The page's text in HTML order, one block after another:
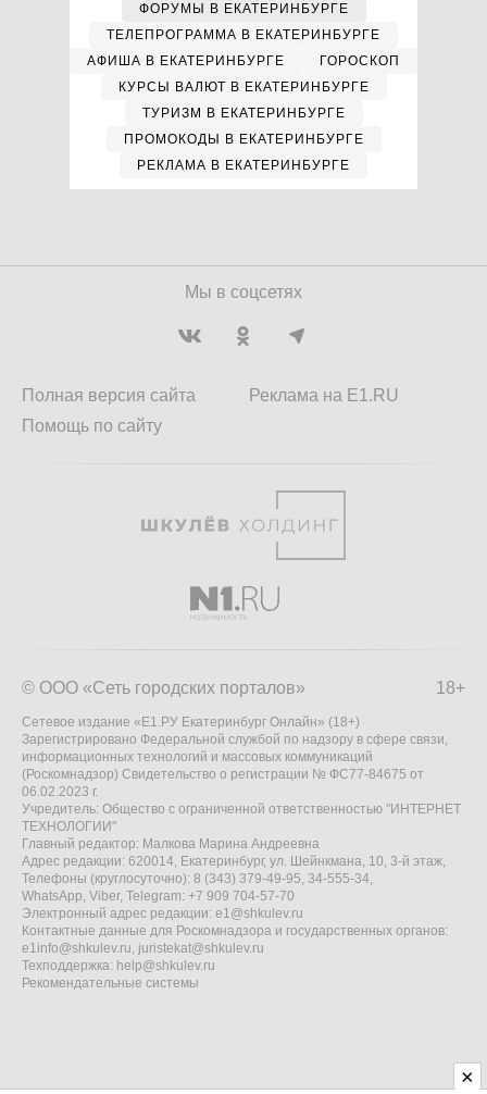
ФОРУМЫ В ЕКАТЕРИНБУРГЕ
ТЕЛЕПРОГРАММА В ЕКАТЕРИНБУРГЕ
АФИША В ЕКАТЕРИНБУРГЕ
ГОРОСКОП
КУРСЫ ВАЛЮТ В ЕКАТЕРИНБУРГЕ
ТУРИЗМ В ЕКАТЕРИНБУРГЕ
ПРОМОКОДЫ В ЕКАТЕРИНБУРГЕ
РЕКЛАМА В ЕКАТЕРИНБУРГЕ
Мы в соцсетях
Полная версия сайта
Помощь по сайту
Реклама на E1.RU
18+
© ООО «Сеть городских порталов»
Сетевое издание «Е1.РУ Екатеринбург Онлайн» (18+)
Зарегистрировано Федеральной службой по надзору в сфере связи,
информационных технологий и массовых коммуникаций
(Роскомнадзор) Свидетельство о регистрации № ФС77-84675 от
06.02.2023 г.
Учредитель: Общество с ограниченной ответственностью "ИНТЕРНЕТ
ТЕХНОЛОГИИ"
Главный редактор: Малкова Марина Андреевна
Адрес редакции: 620014, Екатеринбург, ул. Шейнкмана, 10, 3-й этаж,
Телефоны (круглосуточно): 8 (343) 379-49-95, 34-555-34,
WhatsApp, Viber, Telegram: +7 909 704-57-70
Электронный адрес редакции: e1@shkulev.ru
Контактные данные для Роскомнадзора и государственных органов:
e1info@shkulev.ru, juristekat@shkulev.ru
Техподдержка: help@shkulev.ru
Рекомендательные системы